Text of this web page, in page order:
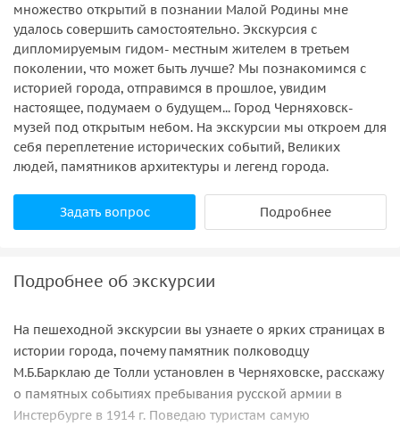
множество открытий в познании Малой Родины мне
удалось совершить самостоятельно. Экскурсия с
дипломируемым гидом- местным жителем в третьем
поколении, что может быть лучше? Мы познакомимся с
историей города, отправимся в прошлое, увидим
настоящее, подумаем о будущем... Город Черняховск-
музей под открытым небом. На экскурсии мы откроем для
себя переплетение исторических событий, Великих
людей, памятников архитектуры и легенд города.
Задать вопрос Подробнее
Подробнее об экскурсии
На пешеходной экскурсии вы узнаете о ярких страницах в
истории города, почему памятник полководцу
М.Б.Барклаю де Толли установлен в Черняховске, расскажу
о памятных событиях пребывания русской армии в
Инстербурге в 1914 г. Поведаю туристам самую